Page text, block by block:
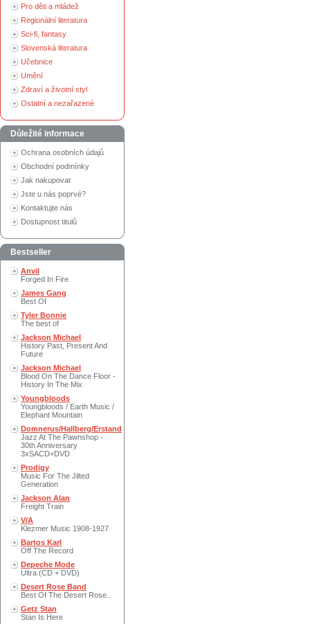
Pro děti a mládež
Regionální literatura
Sci-fi, fantasy
Slovenská literatura
Učebnice
Umění
Zdraví a životní styl
Ostatní a nezařazené
Důležité informace
Ochrana osobních údajů
Obchodní podmínky
Jak nakupovat
Jste u nás poprvé?
Kontaktujte nás
Dostupnost titulů
Bestseller
Anvil
Forged In Fire
James Gang
Best Of
Tyler Bonnie
The best of
Jackson Michael
History Past, Present And
Future
Jackson Michael
Blood On The Dance Floor -
History In The Mix
Youngbloods
Youngbloods / Earth Music /
Elephant Mountain
Domnerus/Hallberg/Erstand
Jazz At The Pawnshop -
30th Anniversary
3xSACD+DVD
Prodigy
Music For The Jilted
Generation
Jackson Alan
Freight Train
V/A
Klezmer Music 1908-1927
Bartos Karl
Off The Record
Depeche Mode
Ultra (CD + DVD)
Desert Rose Band
Best Of The Desert Rose..
Getz Stan
Stan Is Here